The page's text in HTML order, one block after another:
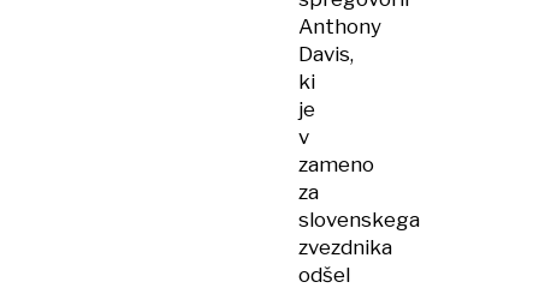
Anthony
Davis,
ki
je
v
zameno
za
slovenskega
zvezdnika
odšel